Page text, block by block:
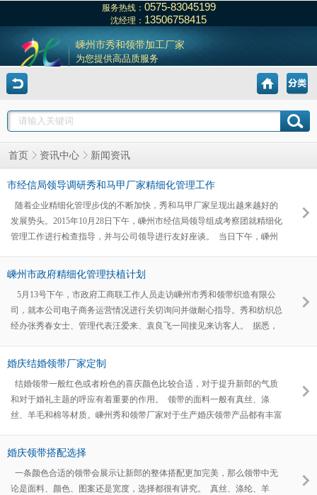
服务热线： 0575-83045199
沈经理： 13506758415
嵊州市秀和领带加工厂家
为您提供高品质服务
首页 资讯中心 新闻资讯
市经信局领导调研秀和马甲厂家精细化管理工作
随着企业精细化管理步伐的不断加快，秀和马甲厂家呈现出越来越好的
发展势头。2015年10月28日下午，嵊州市经信局领导组成考察团就精细化
管理工作进行检查指导，并与公司领导进行友好座谈。 当日下午，嵊州
责人等出席接待。双方在公司会议室进行了会晤。会议中，总经理张秀春
得的成绩，得到了领导的认同和赞赏。随后，总经理张秀春向经信局领导
一行介绍了公司未来精细化管理发展规划相关
嵊州市政府精细化管理扶植计划
5月13号下午，市政府工商联工作人员走访嵊州市秀和领带织造有限公
司，就本公司电子商务运营情况进行关切询问并做耐心指导。秀和纺织总
经办张秀春女士、管理代表汪爱来、袁良飞一同接见来访客人。 据悉，
企业，都取得了不错的成绩。为了加大组织力度，至小编发表此文，政府
于这项活动的内容，以及参加企业目前取得的成果。秀和张女士、汪爱来
等认真听取，表示赞
婚庆结婚领带厂家定制
结婚领带一般红色或者粉色的喜庆颜色比较合适，对于提升新郎的气质
和对于婚礼主题的呼应有着重要的作用。 领带的面料一般有真丝、涤
丝、羊毛和棉等材质。嵊州秀和领带厂家对于生产婚庆领带产品都有丰富
婚庆领带搭配选择
一条颜色合适的领带会展示让新郎的整体搭配更加完美，那么领带中无
论是面料、颜色、图案还是宽度，选择都很有讲究。 真丝、涤纶、羊